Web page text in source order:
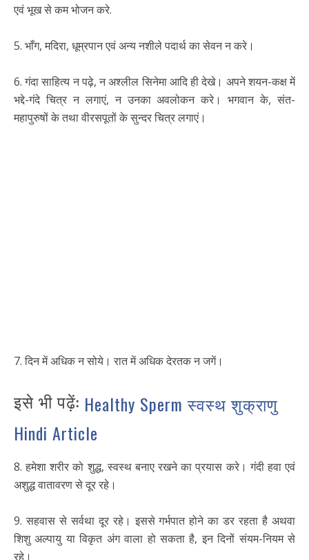
एवं भूख से कम भोजन करे.
5. भाँग, मदिरा, धूम्रपान एवं अन्य नशीले पदार्थ का सेवन न करे।
6. गंदा साहित्य न पढ़े, न अश्लील सिनेमा आदि ही देखे। अपने शयन-कक्ष में
भद्दे-गंदे चित्र न लगाएं, न उनका अवलोकन करे। भगवान के, संत-
महापुरुषों के तथा वीरसपूतों के सुन्दर चित्र लगाएं।
7. दिन में अधिक न सोये। रात में अधिक देरतक न जगें।
इसे भी पढ़ें: Healthy Sperm स्वस्थ शुक्राणु
Hindi Article
8. हमेशा शरीर को शुद्ध, स्वस्थ बनाए रखने का प्रयास करे। गंदी हवा एवं
अशुद्ध वातावरण से दूर रहे।
9. सहवास से सर्वथा दूर रहे। इससे गर्भपात होने का डर रहता है अथवा
शिशु अल्पायु या विकृत अंग वाला हो सकता है, इन दिनों संयम-नियम से
रहे।